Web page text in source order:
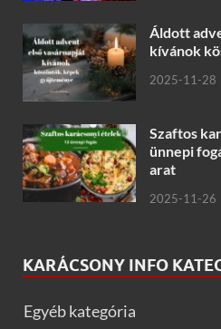
Áldott
kívánok
2025-11-28
Szaftos
ünnepi
arat
2025-11-26
KARÁCSONY INFO
Egyéb kategória